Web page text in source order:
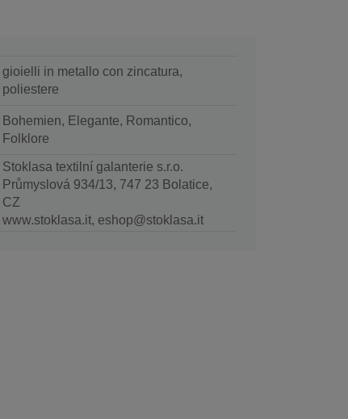
gioielli in metallo con zincatura,
poliestere
Bohemien, Elegante, Romantico,
Folklore
Stoklasa textilní galanterie s.r.o.
Průmyslová 934/13, 747 23 Bolatice,
CZ
www.stoklasa.it, eshop@stoklasa.it